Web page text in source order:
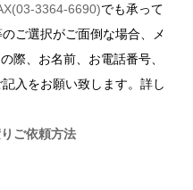
3364-6690)でも承って
ご選択がご面倒な場合、メ
際、お名前、お電話番号、
入をお願い致します。詳し
ご依頼方法